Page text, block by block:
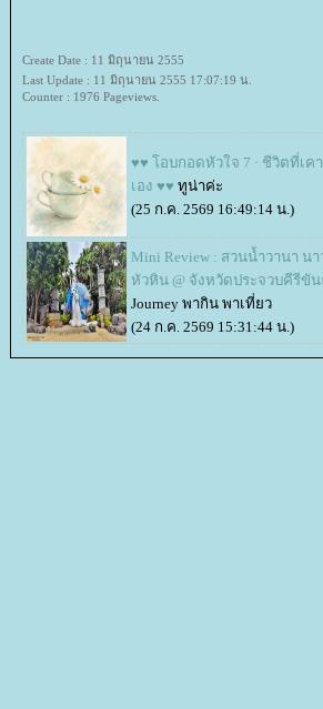
Create Date : 11 มิถุนายน 2555
Last Update : 11 มิถุนายน 2555 17:07:19 น.
Counter : 1976 Pageviews.
♥♥ โอบกอดหัวใจ 7 · ชีวิตที่เค
เอง ♥♥ ทูน่าค่ะ
(25 ก.ค. 2569 16:49:14 น.)
Mini Review : สวนน้ำวานา นา
หัวหิน @ จังหวัดประจวบคีรีขัน
Journey พากิน พาเที่ยว
(24 ก.ค. 2569 15:31:44 น.)